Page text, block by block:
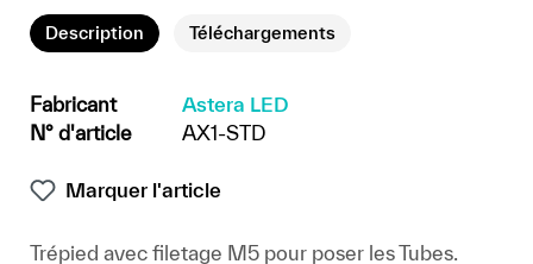
Description Téléchargements
Fabricant
Astera LED
N° d'article
AX1-STD
Marquer l'article
Trépied avec filetage M5 pour poser les Tubes.